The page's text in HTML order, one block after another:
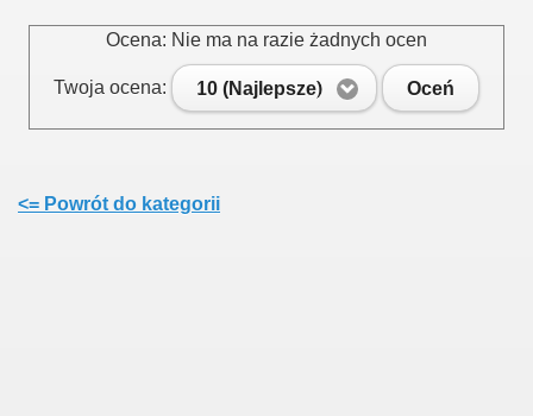
Ocena: Nie ma na razie żadnych ocen
Twoja ocena: 10 (Najlepsze) Oceń
<= Powrót do kategorii